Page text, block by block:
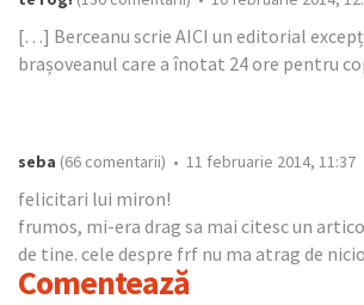
[…] Berceanu scrie AICI un editorial
brașoveanul care a înotat 24 ore pentru
seba (66 comentarii) • 11 februarie 2014, 11:37
felicitari lui miron!
frumos, mi-era drag sa mai citesc un
de tine. cele despre frf nu ma atrag de
Comentează